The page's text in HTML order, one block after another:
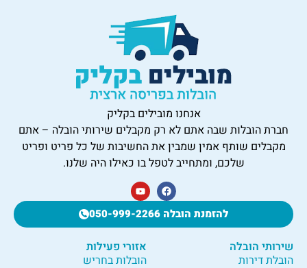
אנחנו מובילים בקליק
חברת הובלות שבה אתם לא רק מקבלים שירותי הובלה – אתם
מקבלים שותף אמין שמבין את החשיבות של כל פריט ופריט
שלכם, ומתחייב לטפל בו כאילו היה שלנו.
להזמנת הובלה 050-999-2266
שירותי הובלה
הובלת דירות
אזורי פעילות
הובלות בחריש